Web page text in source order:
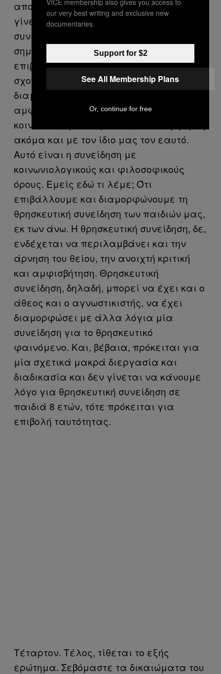
αποφάσεις του ΣτΕ για τα θρησκευτικά
γίνεται λόγος περί θρησκευτικής
συνείδησης. Γνωρίζουμε άραγε τι
σημαίνει συνείδηση; Η συνείδηση δεν
επιβάλλεται εκ των άνω, ούτε από το
σχολείο ούτε από την οικογένεια, αλλά
διαμορφώνεται διαλεκτικά μέσω
αμφισβήτησης και συγκρούσεων με την
κοινωνία, την οικογένεια, πολλές φορές
ακόμα και με τον ίδιο μας τον εαυτό.
Αυτό είναι η συνείδηση με
κοινωνιολογικούς και φιλοσοφικούς
όρους. Εμείς εδώ τι λέμε; Ότι
επιβάλλουμε και διαμορφώνουμε τη
θρησκευτική συνείδηση των παιδιών μας,
εκ των άνω. Η θρησκευτική συνείδηση, δε,
ενδέχεται να περιλαμβάνει και την
άρνηση του θείου, την ανοιχτή κριτική
και αμφισβήτηση. Θρησκευτική
συνείδηση, δηλαδή, μπορεί να έχει και ο
άθεος και ο αγνωστικιστής, να έχει
διαμορφώσει με άλλα λόγια μία
συνείδηση για το θρησκευτικό
φαινόμενο. Και, βέβαια, πρόκειται για
μία σχετικά μακρά διεργασία και
διαδικασία και δεν γίνεται να κάνουμε
λόγο για θρησκευτική συνείδηση σε
παιδιά 8 ετών, τότε πρόκειται για
επιβολή ταυτότητας.
Τέταρτον. Τέλος, τίθεται το εξής
ερώτημα. Σεβόμαστε τα δικαιώματα του
our very best writing and exclusive new
documentaries.
Support for $2
See All Membership Plans
Or, continue for free